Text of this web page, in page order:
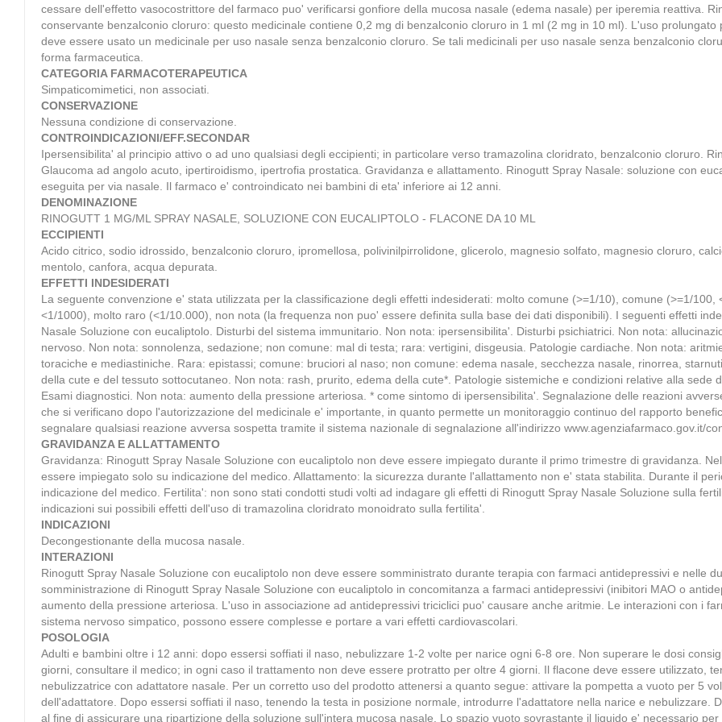
cessare dell'effetto vasocostrittore del farmaco puo' verificarsi gonfiore della mucosa nasale (edema nasale) per iperemia reattiva.
conservante benzalconio cloruro: questo medicinale contiene 0,2 mg di benzalconio cloruro in 1 ml (2 mg in 10 ml). L'uso
deve essere usato un medicinale per uso nasale senza benzalconio cloruro. Se tali medicinali per uso nasale senza benzalconio
forma farmaceutica.
CATEGORIA FARMACOTERAPEUTICA
Simpaticomimetici, non associati.
CONSERVAZIONE
Nessuna condizione di conservazione.
CONTROINDICAZIONI/EFF.SECONDAR
Ipersensibilita' al principio attivo o ad uno qualsiasi degli eccipienti; in particolare verso tramazolina cloridrato, benzalconio cloruro.
Glaucoma ad angolo acuto, ipertiroidismo, ipertrofia prostatica. Gravidanza e allattamento. Rinogutt Spray Nasale: soluzione con
eseguita per via nasale. Il farmaco e' controindicato nei bambini di eta' inferiore ai 12 anni.
DENOMINAZIONE
RINOGUTT 1 MG/ML SPRAY NASALE, SOLUZIONE CON EUCALIPTOLO - FLACONE DA 10 ML
ECCIPIENTI
Acido citrico, sodio idrossido, benzalconio cloruro, ipromellosa, polivinilpirrolidone, glicerolo, magnesio solfato, magnesio cloruro,
mentolo, canfora, acqua depurata.
EFFETTI INDESIDERATI
La seguente convenzione e' stata utilizzata per la classificazione degli effetti indesiderati: molto comune (>=1/10), comune (>=1/
<1/1000), molto raro (<1/10.000), non nota (la frequenza non puo' essere definita sulla base dei dati disponibili). I seguenti effetti
Nasale Soluzione con eucaliptolo. Disturbi del sistema immunitario. Non nota: ipersensibilita'. Disturbi psichiatrici. Non nota:
nervoso. Non nota: sonnolenza, sedazione; non comune: mal di testa; rara: vertigini, disgeusia. Patologie cardiache. Non nota:
toraciche e mediastiniche. Rara: epistassi; comune: bruciori al naso; non comune: edema nasale, secchezza nasale, rinorrea,
della cute e del tessuto sottocutaneo. Non nota: rash, prurito, edema della cute*. Patologie sistemiche e condizioni relative alla sede
Esami diagnostici. Non nota: aumento della pressione arteriosa. * come sintomo di ipersensibilita'. Segnalazione delle reazioni
che si verificano dopo l'autorizzazione del medicinale e' importante, in quanto permette un monitoraggio continuo del rapporto
segnalare qualsiasi reazione avversa sospetta tramite il sistema nazionale di segnalazione all'indirizzo www.agenziafarmaco.gov.it/
GRAVIDANZA E ALLATTAMENTO
Gravidanza: Rinogutt Spray Nasale Soluzione con eucaliptolo non deve essere impiegato durante il primo trimestre di gravidanza.
essere impiegato solo su indicazione del medico. Allattamento: la sicurezza durante l'allattamento non e' stata stabilita. Durante il
indicazione del medico. Fertilita': non sono stati condotti studi volti ad indagare gli effetti di Rinogutt Spray Nasale Soluzione sulla
indicazioni sui possibili effetti dell'uso di tramazolina cloridrato monoidrato sulla fertilita'.
INDICAZIONI
Decongestionante della mucosa nasale.
INTERAZIONI
Rinogutt Spray Nasale Soluzione con eucaliptolo non deve essere somministrato durante terapia con farmaci antidepressivi e nelle
somministrazione di Rinogutt Spray Nasale Soluzione con eucaliptolo in concomitanza a farmaci antidepressivi (inibitori MAO o
aumento della pressione arteriosa. L'uso in associazione ad antidepressivi triciclici puo' causare anche aritmie. Le interazioni con i
sistema nervoso simpatico, possono essere complesse e portare a vari effetti cardiovascolari.
POSOLOGIA
Adulti e bambini oltre i 12 anni: dopo essersi soffiati il naso, nebulizzare 1-2 volte per narice ogni 6-8 ore. Non superare le dosi
giorni, consultare il medico; in ogni caso il trattamento non deve essere protratto per oltre 4 giorni. Il flacone deve essere utilizzato,
nebulizzatrice con adattatore nasale. Per un corretto uso del prodotto attenersi a quanto segue: attivare la pompetta a vuoto per 5
dell'adattatore. Dopo essersi soffiati il naso, tenendo la testa in posizione normale, introdurre l'adattatore nella narice e nebulizzare.
al fine di assicurare una ripartizione della soluzione sull'intera mucosa nasale. Lo spazio vuoto sovrastante il liquido e' necessario